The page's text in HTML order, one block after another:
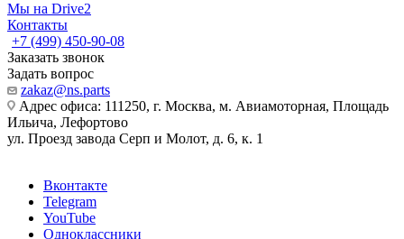
Мы на Drive2
Контакты
+7 (499) 450-90-08
Заказать звонок
Задать вопрос
zakaz@ns.parts
Адрес офиса: 111250, г. Москва, м. Авиамоторная, Площадь
Ильича, Лефортово
ул. Проезд завода Серп и Молот, д. 6, к. 1
Вконтакте
Telegram
YouTube
Одноклассники